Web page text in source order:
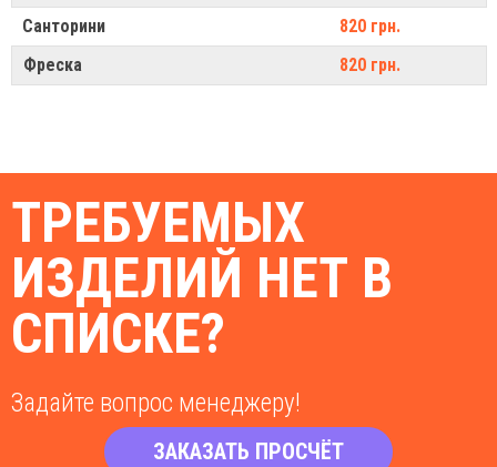
Санторини
820 грн.
Фреска
820 грн.
ТРЕБУЕМЫХ
ИЗДЕЛИЙ НЕТ В
СПИСКЕ?
Задайте вопрос менеджеру!
ЗАКАЗАТЬ ПРОСЧЁТ